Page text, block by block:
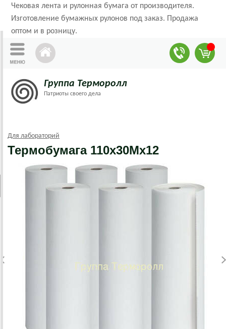
Чековая лента и рулонная бумага от производителя.
Изготовление бумажных рулонов под заказ. Продажа
оптом и в розницу.
Группа Терморолл
Патриоты своего дела
Для лабораторий
Термобумага 110х30Мх12